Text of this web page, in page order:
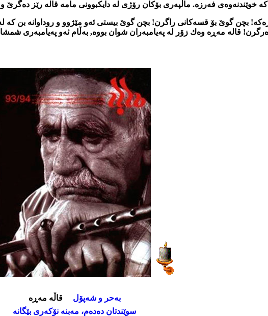
خوێندنه‌وه‌ی فه‌رزه‌. ماڵپه‌ری بۆكان رۆژی له‌ دایكبوونی مامه‌ قاله‌ رێز
بچن گوێ بۆ قسه‌كانی راگرن! بچن گوێ بیستی ئه‌و مێژوو و روداوانه‌ بن
قاله‌ مه‌ڕه‌ وه‌ك زۆر له‌ په‌یامبه‌ران شوان بووه‌, به‌ڵام ئه‌و په‌یامبه‌ری
بەحر و شەپۆل
قاڵە مەڕە
سوێندتان دەدەم، مەبنە نۆكەری بێگانه